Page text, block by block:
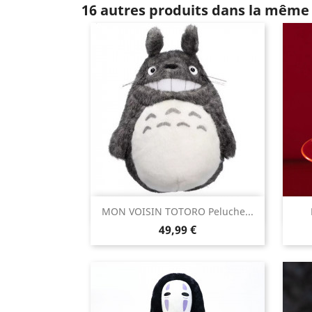
16 autres produits dans la
MON VOISIN TOTORO Peluche...
Prix
49,99 €
Aperçu rapide